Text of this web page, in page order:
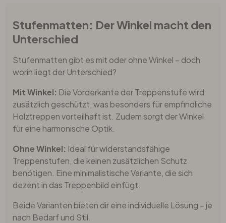
Stufenmatten: Der Winkel macht den
Unterschied
Stufenmatten gibt es mit oder ohne Winkel – doch
worin liegt der Unterschied?
Mit Winkel: Die Vorderkante der Treppenstufe wird
zusätzlich geschützt, was besonders für empfindliche
Holztreppen vorteilhaft ist. Zudem sorgt der Winkel
für eine harmonische Optik.
Ohne Winkel: Ideal für widerstandsfähige
Treppenstufen, die keinen zusätzlichen Schutz
benötigen. Eine minimalistische Variante, die sich
dezent in das Treppenbild einfügt.
Beide Varianten bieten dir eine individuelle Lösung – je
nach Bedarf und Stil.